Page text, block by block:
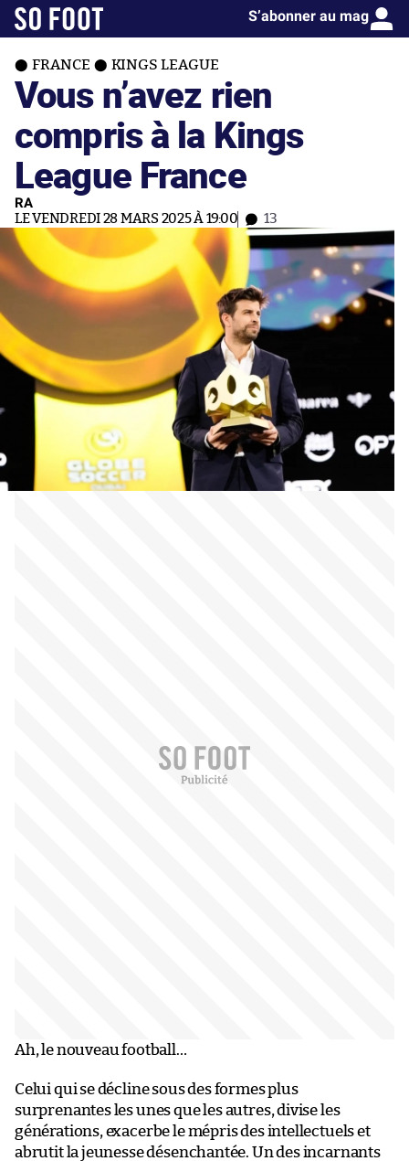
S’abonner au mag
FRANCE KINGS LEAGUE
Vous n’avez rien
compris à la Kings
League France
RA
LE VENDREDI 28 MARS 2025 À 19:00 13
Ah, le nouveau football…
Celui qui se décline sous des formes plus
surprenantes les unes que les autres, divise les
générations, exacerbe le mépris des intellectuels et
abrutit la jeunesse désenchantée. Un des incarnants